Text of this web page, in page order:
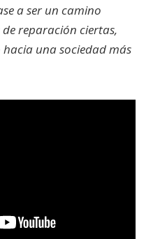
a ser un camino
reparación ciertas,
una sociedad más